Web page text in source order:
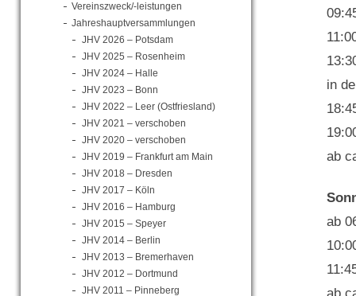
Vereinszweck/-leistungen
Jahreshauptversammlungen
JHV 2026 – Potsdam
JHV 2025 – Rosenheim
JHV 2024 – Halle
JHV 2023 – Bonn
JHV 2022 – Leer (Ostfriesland)
JHV 2021 – verschoben
JHV 2020 – verschoben
JHV 2019 – Frankfurt am Main
JHV 2018 – Dresden
JHV 2017 – Köln
JHV 2016 – Hamburg
JHV 2015 – Speyer
JHV 2014 – Berlin
JHV 2013 – Bremerhaven
JHV 2012 – Dortmund
JHV 2011 – Pinneberg
in
ab
ab
ab